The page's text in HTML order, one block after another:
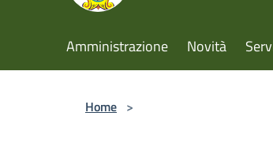
Amministrazione Novità
Home >